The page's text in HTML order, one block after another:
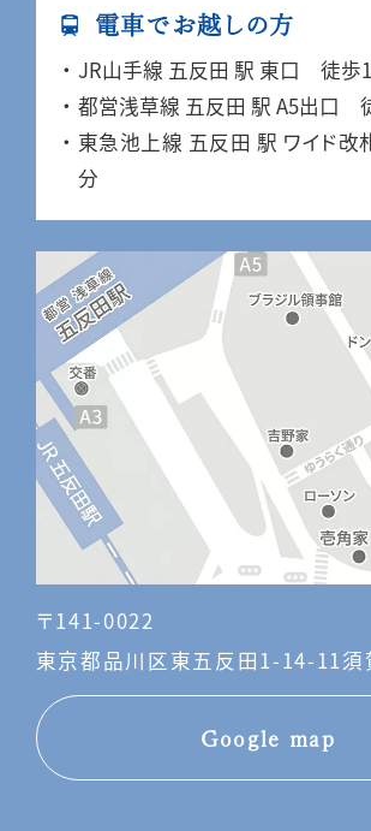
電車でお越しの方
JR山手線 五反田 駅 東口 徒歩
都営浅草線 五反田 駅 A5出口
東急池上線 五反田 駅 ワイド
分
〒141-0022
東京都品川区東五反田1-14-11須
Google map